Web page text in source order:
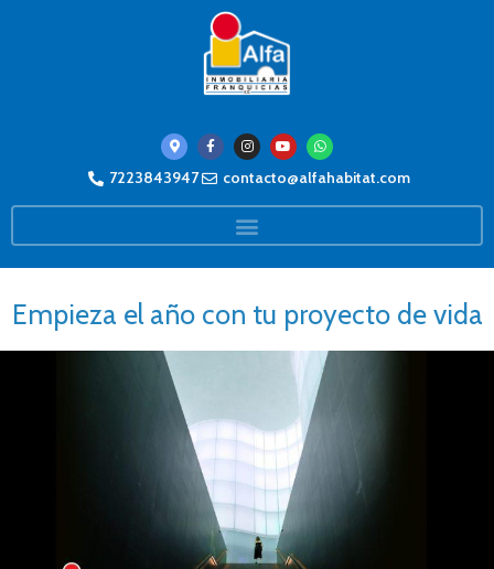
7223843947 contacto@alfahabitat.com
Empieza el año con tu proyecto de vida